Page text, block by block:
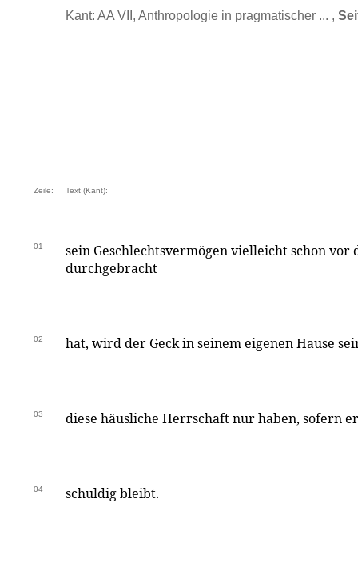
Kant: AA VII, Anthropologie in pragmatischer ... ,
Zeile: Text (Kant):
01
sein Geschlechtsvermögen vielleicht schon
durchgebracht
02 hat, wird der Geck in seinem eigenen Hause
03 diese häusliche Herrschaft nur haben, sofern
04 schuldig bleibt.